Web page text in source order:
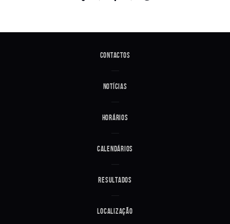
Contactos
Notícias
Horários
Calendários
Resultados
Localização